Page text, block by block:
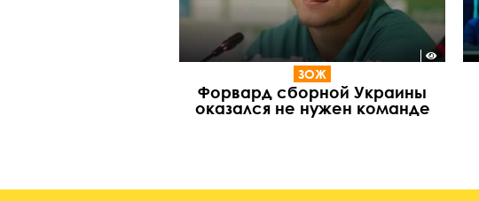
ЗОЖ
Форвард сборной Украины
оказался не нужен команде